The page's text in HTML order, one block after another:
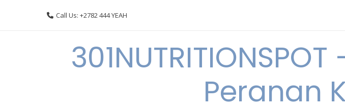
Call Us: +2782 444 YEAH
Peranan